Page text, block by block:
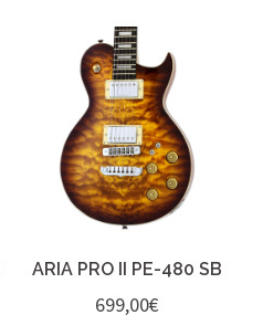
ARIA PRO II PE-480 SB
699,00€